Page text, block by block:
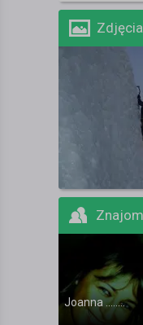
Joanna ........